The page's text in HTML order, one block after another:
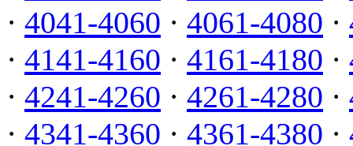
· 4041-4060 · 4061-4080 ·
· 4141-4160 · 4161-4180 ·
· 4241-4260 · 4261-4280 ·
· 4341-4360 · 4361-4380 ·